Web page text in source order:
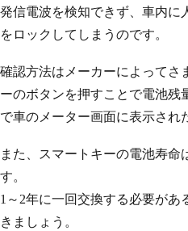
発信電波を検知できず、車内に
をロックしてしまうのです。
確認方法はメーカーによってさ
ーのボタンを押すことで電池残
で車のメーター画面に表示され
また、スマートキーの電池寿命
す。
1～2年に一回交換する必要があ
きましょう。